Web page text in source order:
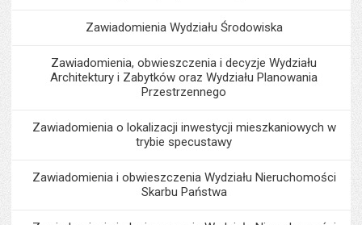
Zawiadomienia Wydziału Środowiska
Zawiadomienia, obwieszczenia i decyzje Wydziału
Architektury i Zabytków oraz Wydziału Planowania
Przestrzennego
Zawiadomienia o lokalizacji inwestycji mieszkaniowych w
trybie specustawy
Zawiadomienia i obwieszczenia Wydziału Nieruchomości
Skarbu Państwa